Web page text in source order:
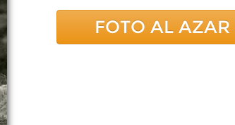
FOTO AL AZAR